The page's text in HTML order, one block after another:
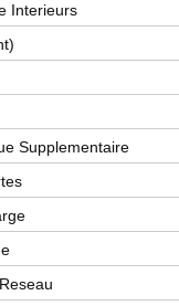
Interieurs
Supplementaire